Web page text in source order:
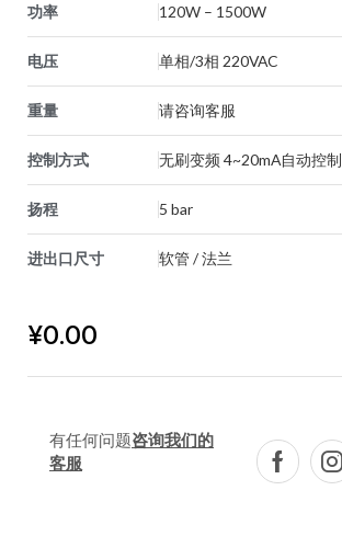
功率 120W – 1500W
电压 单相/3相 220VAC
重量 请咨询客服
控制方式 无刷变频 4~20mA自动控制
扬程 5 bar
进出口尺寸 软管 / 法兰
¥0.00
有任何问题咨询我们的
客服